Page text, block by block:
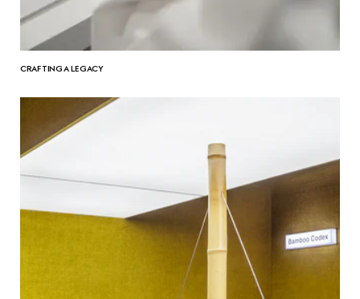
CRAFTING A LEGACY